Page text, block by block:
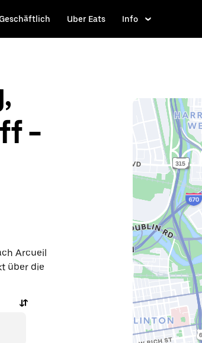
Uber Eats Info
-
Arcueil
über die